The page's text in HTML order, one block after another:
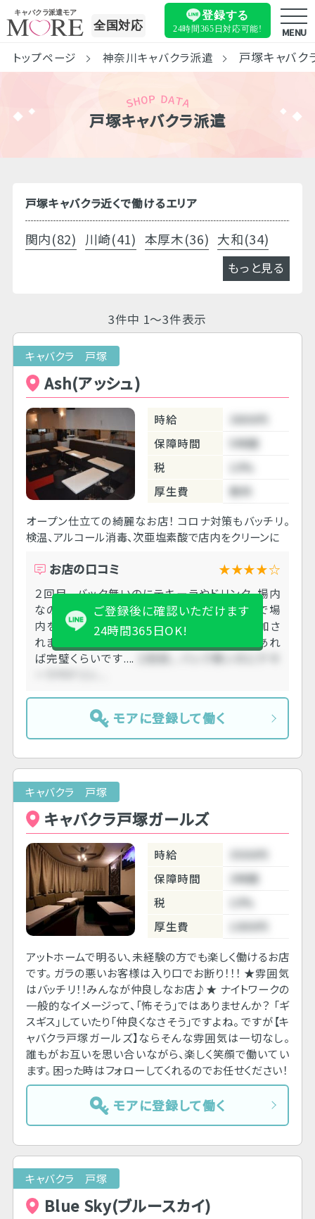
キャバクラ派遣モア
全国対応
登録する
24時間365日対応可能! MENU
トップページ 神奈川キャバクラ派遣 戸塚キャバク
戸塚キャバクラ派遣
戸塚キャバクラ近くで働けるエリア
関内(82) 川崎(41) 本厚木(36) 大和(34)
もっと見る
3件中 1～3件表示
キャバクラ 戸塚
Ash(アッシュ)
時給
3800円
保障時間
5時間
税
10%
厚生費
無料
オープン仕立ての綺麗なお店！ コロナ対策もバッチリ。
検温、アルコール消毒、次亜塩素酸で店内をクリーンに
お店の口コミ ★★★★☆
２回目。 バック無いのにテキーラやドリンク、場内
なのはきついなと思いました。ほぼ全ての卓で場
内を取ってしまい、在籍勧誘有り。ＬＩＮＥ追加さ
れました。別に悪い人ではないです。バックがあれ
ば完璧くらいです....
２回目。 バック無いのにテキ
ご登録後に確認いただけます
24時間365日OK!
モアに登録して働く
キャバクラ 戸塚
キャバクラ戸塚ガールズ
時給
3500円
保障時間
3時間
税
10%
厚生費
1000円
アットホームで明るい、未経験の方でも楽しく働けるお店
です。 ガラの悪いお客様は入り口でお断り！！！ ★雰囲気
はバッチリ！！みんなが仲良しなお店♪★ ナイトワークの
一般的なイメージって、「怖そう」ではありませんか？ 「ギ
スギス」していたり「仲良くなさそう」ですよね。 ですが【キ
ャバクラ戸塚ガールズ】ならそんな雰囲気は一切なし。
誰もがお互いを思い合いながら、楽しく笑顔で働いてい
ます。 困った時はフォローしてくれるのでお任せください！
モアに登録して働く
キャバクラ 戸塚
Blue Sky(ブルースカイ)